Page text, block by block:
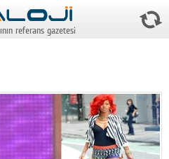
referans gazetesi